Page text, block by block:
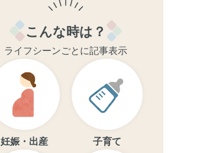
こんな時は？
ライフシーンごとに記事表示
妊娠・出産 子育て